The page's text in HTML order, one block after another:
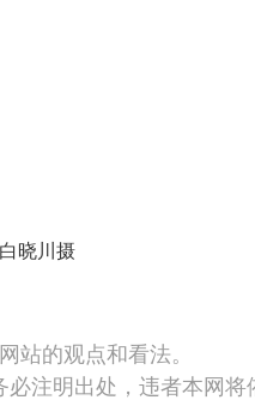
晓川摄
站的观点和看法。
注明出处，违者本网将